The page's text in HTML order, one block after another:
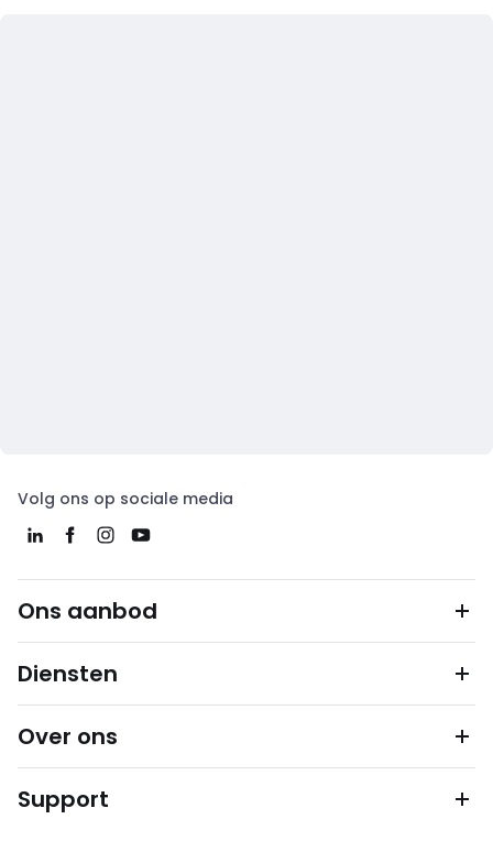
Volg ons op sociale media
Ons aanbod
Diensten
Over ons
Support